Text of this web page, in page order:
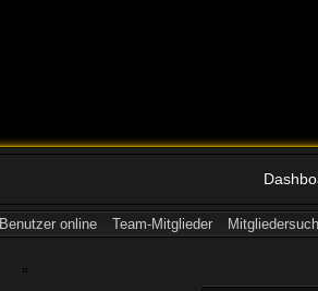
Benutzer online Team-Mitglieder